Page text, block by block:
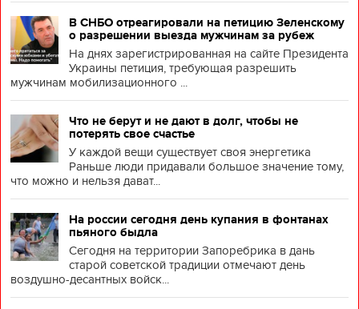
В СНБО отреагировали на петицию Зеленскому
о разрешении выезда мужчинам за рубеж
На днях зарегистрированная на сайте Президента
Украины петиция, требующая разрешить
мужчинам мобилизационного ...
Что не берут и не дают в долг, чтобы не
потерять свое счастье
У каждой вещи существует своя энергетика
Раньше люди придавали большое значение тому,
что можно и нельзя дават...
На россии сегодня день купания в фонтанах
пьяного быдла
Сегодня на территории Запоребрика в дань
старой советской традиции отмечают день
воздушно-десантных войск...